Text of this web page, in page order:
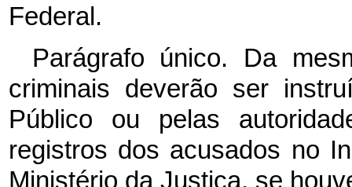
Federal.
Parágrafo único. Da
criminais deverão ser
Público ou pelas
registros dos acusados no
Ministério da Justiça, se